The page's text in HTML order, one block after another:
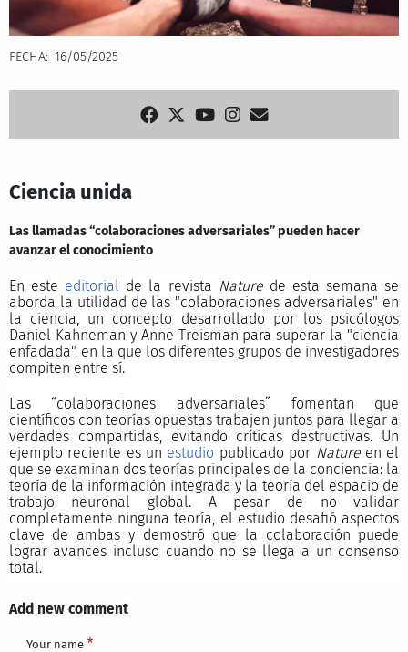
FECHA 16/05/2025
Ciencia unida
Las llamadas “colaboraciones adversariales” pueden hacer
avanzar el conocimiento
En este editorial de la revista Naturede esta semana se
aborda la utilidad de las "colaboraciones adversariales" en
la ciencia, un concepto desarrollado por los psicólogos
Daniel Kahneman y Anne Treisman para superar la "ciencia
enfadada", en la que los diferentes grupos de investigadores
compiten entre sí.
Las “colaboraciones adversariales” fomentan que
científicos con teorías opuestas trabajen juntos para llegar a
verdades compartidas, evitando críticas destructivas. Un
ejemplo reciente es un estudio publicado por Natureen el
que se examinan dos teorías principales de la conciencia: la
teoría de la información integrada y la teoría del espacio de
trabajo neuronal global. A pesar de no validar
completamente ninguna teoría, el estudio desafió aspectos
clave de ambas y demostró que la colaboración puede
lograr avances incluso cuando no se llega a un consenso
total.
Add new comment
Your name